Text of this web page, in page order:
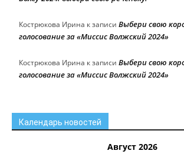
Кострюкова Ирина к записи Выбери свою
голосование за «Миссис Волжский 2024»
Кострюкова Ирина к записи Выбери свою
голосование за «Миссис Волжский 2024»
Календарь новостей
Август 2026